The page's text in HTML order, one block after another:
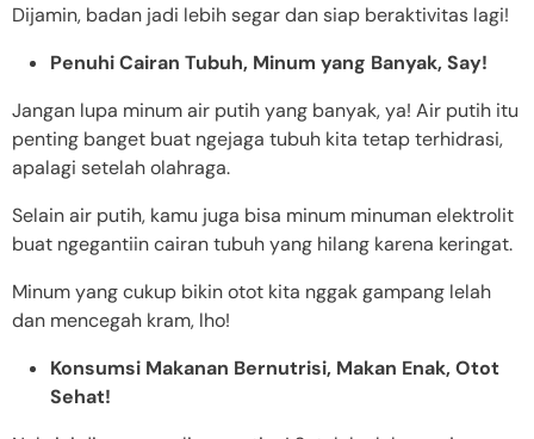
Dijamin, badan jadi lebih segar dan siap beraktivitas lagi!
Penuhi Cairan Tubuh, Minum yang Banyak, Say!
Jangan lupa minum air putih yang banyak, ya! Air putih itu
penting banget buat ngejaga tubuh kita tetap terhidrasi,
apalagi setelah olahraga.
Selain air putih, kamu juga bisa minum minuman elektrolit
buat ngegantiin cairan tubuh yang hilang karena keringat.
Minum yang cukup bikin otot kita nggak gampang lelah
dan mencegah kram, lho!
Konsumsi Makanan Bernutrisi, Makan Enak, Otot
Sehat!